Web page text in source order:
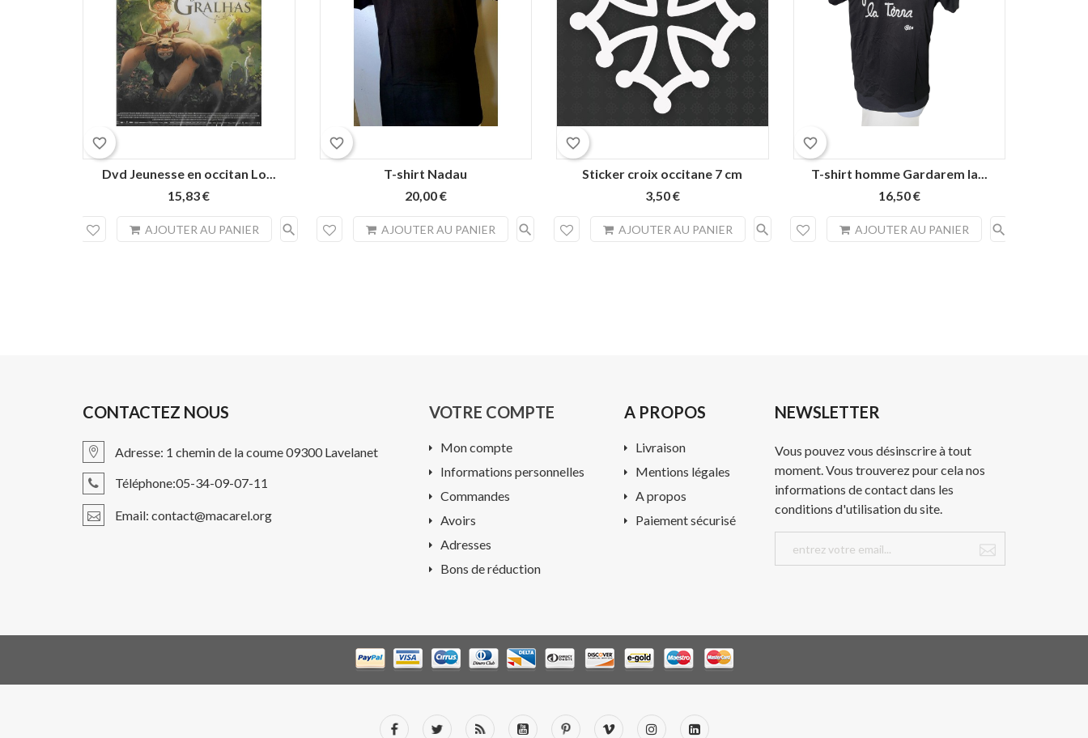
favorite_border
Dvd Jeunesse en occitan Lo...
15,83 €
AJOUTER AU PANIER search
favorite_border
T-shirt Nadau
20,00 €
AJOUTER AU PANIER search
favorite_border
Sticker croix occitane 7 cm
3,50 €
AJOUTER AU PANIER search
favorite_border
T-shirt homme Gardarem la...
16,50 €
AJOUTER AU PANIER search
CONTACTEZ NOUS
Adresse: 1 chemin de la coume 09300 Lavelanet
Téléphone:05-34-09-07-11
Email: contact@macarel.org
VOTRE COMPTE
Mon compte
Informations personnelles
Commandes
Avoirs
Adresses
Bons de réduction
A PROPOS
Livraison
Mentions légales
A propos
Paiement sécurisé
NEWSLETTER
Vous pouvez vous désinscrire à tout
moment. Vous trouverez pour cela nos
informations de contact dans les
conditions d'utilisation du site.